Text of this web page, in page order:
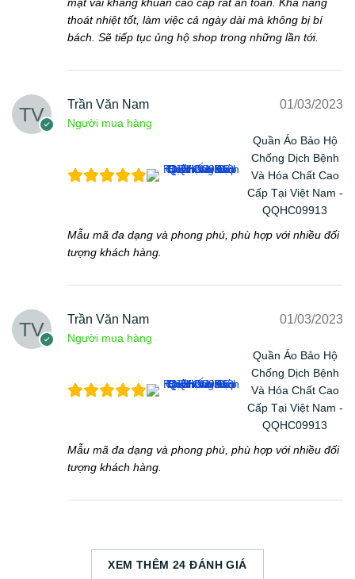
thoát nhiệt tốt, làm việc cả ngày dài mà không bị bí
bách. Sẽ tiếp tục ủng hộ shop trong những lần tới.
Trần Văn Nam
Người mua hàng
01/03/2023
Quần Áo Bảo Hộ
Chống Dịch Bệnh
Và Hóa Chất Cao
Cấp Tại Việt Nam -
QQHC09913
Mẫu mã đa dạng và phong phú, phù hợp với nhiều đối
tượng khách hàng.
Trần Văn Nam
Người mua hàng
01/03/2023
Quần Áo Bảo Hộ
Chống Dịch Bệnh
Và Hóa Chất Cao
Cấp Tại Việt Nam -
QQHC09913
Mẫu mã đa dạng và phong phú, phù hợp với nhiều đối
tượng khách hàng.
XEM THÊM 24 ĐÁNH GIÁ